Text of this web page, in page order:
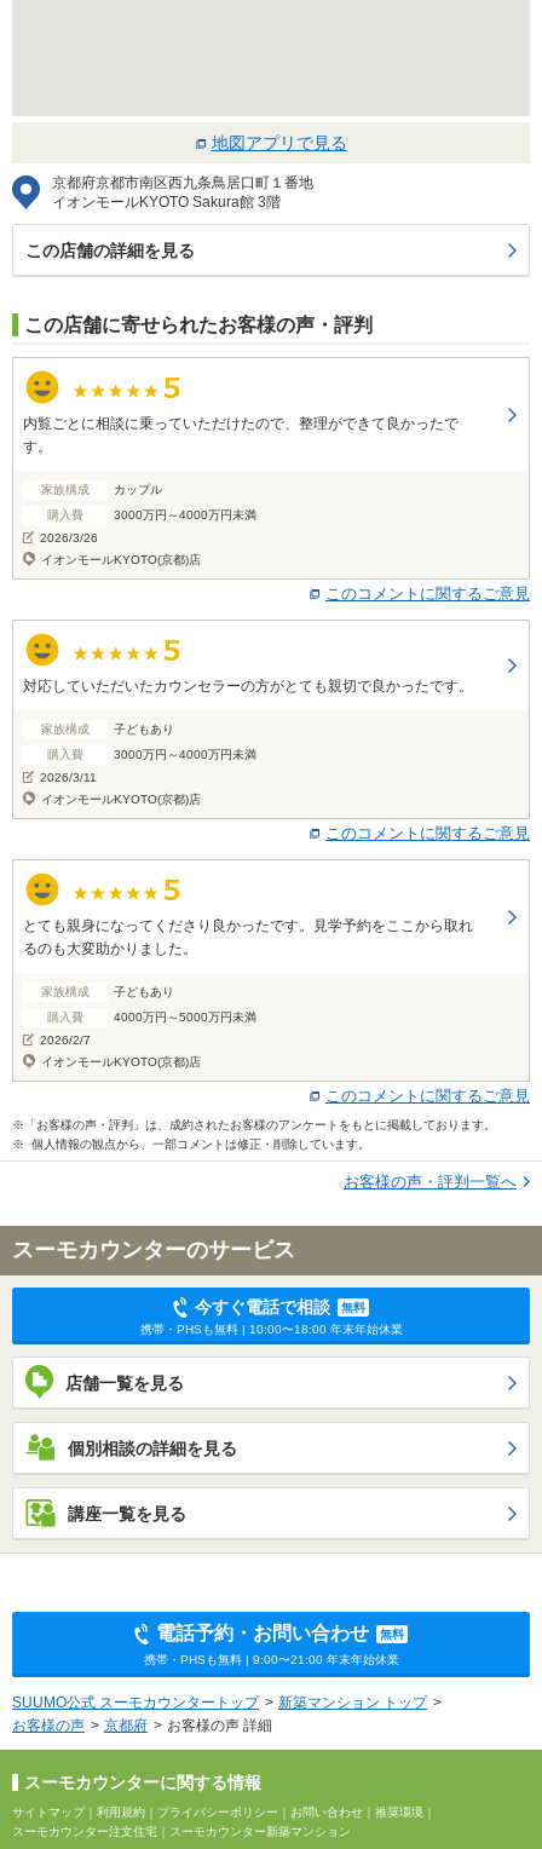
地図アプリで見る
京都府京都市南区西九条鳥居口町１番地
イオンモールKYOTO Sakura館 3階
この店舗の詳細を見る
この店舗に寄せられたお客様の声・評判
内覧ごとに相談に乗っていただけたので、整理ができて良かったで
す。
家族構成
カップル
購入費
3000万円～4000万円未満
2026/3/26
イオンモールKYOTO(京都)店
このコメントに関するご意見
対応していただいたカウンセラーの方がとても親切で良かったです。
家族構成
子どもあり
購入費
3000万円～4000万円未満
2026/3/11
イオンモールKYOTO(京都)店
このコメントに関するご意見
とても親身になってくださり良かったです。見学予約をここから取れ
るのも大変助かりました。
家族構成
子どもあり
購入費
4000万円～5000万円未満
2026/2/7
イオンモールKYOTO(京都)店
このコメントに関するご意見
※「お客様の声・評判」は、成約されたお客様のアンケートをもとに掲載しております。
※ 個人情報の観点から、一部コメントは修正・削除しています。
お客様の声・評判一覧へ
スーモカウンターのサービス
今すぐ電話で相談
無料
携帯・PHSも無料 | 10:00〜18:00 年末年始休業
店舗一覧を見る
個別相談の詳細を見る
講座一覧を見る
電話予約・お問い合わせ
無料
携帯・PHSも無料 | 9:00〜21:00 年末年始休業
SUUMO公式 スーモカウンタートップ
新築マンション トップ
お客様の声
京都府 お客様の声 詳細
スーモカウンターに関する情報
サイトマップ｜ 利用規約 ｜ プライバシーポリシー ｜ お問い合わせ ｜ 推奨環境 ｜
スーモカウンター注文住宅 ｜ スーモカウンター新築マンション